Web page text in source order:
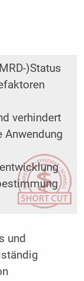
)Status
verhindert
Anwendung
und